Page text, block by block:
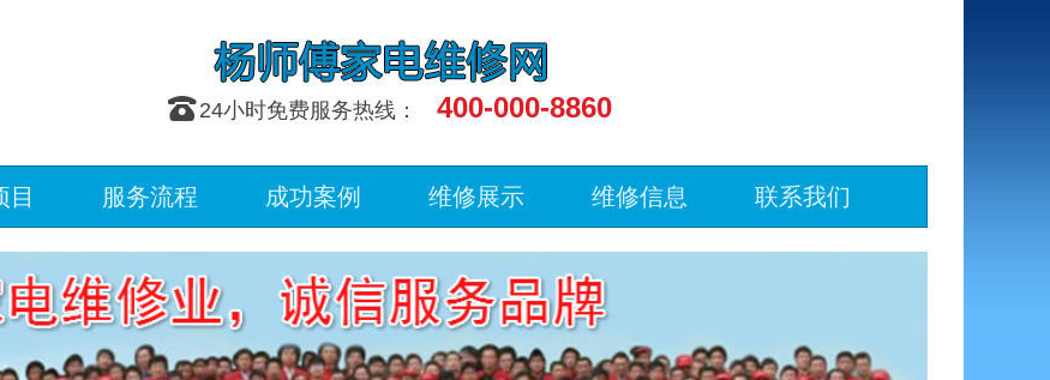
󰇯 24小时免费服务热线： 400-000-8860
目 服务流程 成功案例 维修展示 维修信息 联系我们